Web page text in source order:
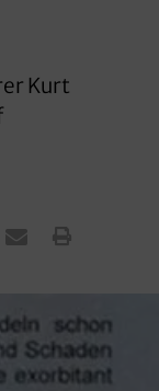
Kurt